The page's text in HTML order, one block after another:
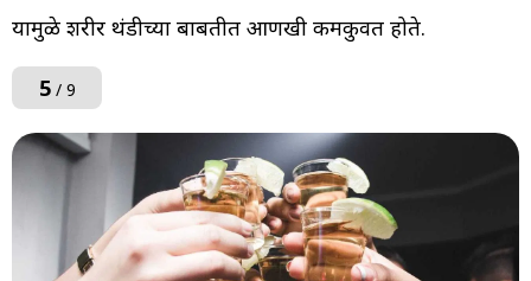
यामुळे शरीर थंडीच्या बाबतीत आणखी कमकुवत होते.
5/ 9